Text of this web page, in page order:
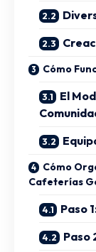
Cómo
El
Cómo
Cafeterías
Paso
Paso